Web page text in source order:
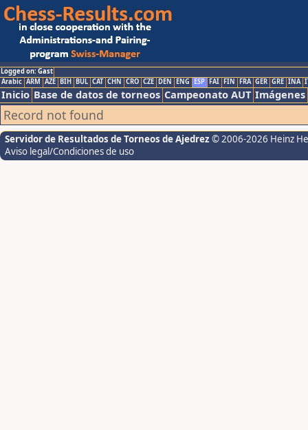
Logged on: Gast
Arabic ARM AZE BIH BUL CAT CHN CRO CZE DEN ENG ESP FAI FIN FRA GER GRE INA
Inicio Base de datos de torneos Campeonato AUT Imágenes
Record not found
Servidor de Resultados de Torneos de Ajedrez © 2006-2026 Heinz
Aviso legal/Condiciones de uso